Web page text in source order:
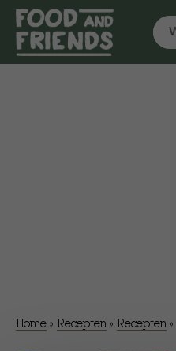
Home » Recepten » Recepten »